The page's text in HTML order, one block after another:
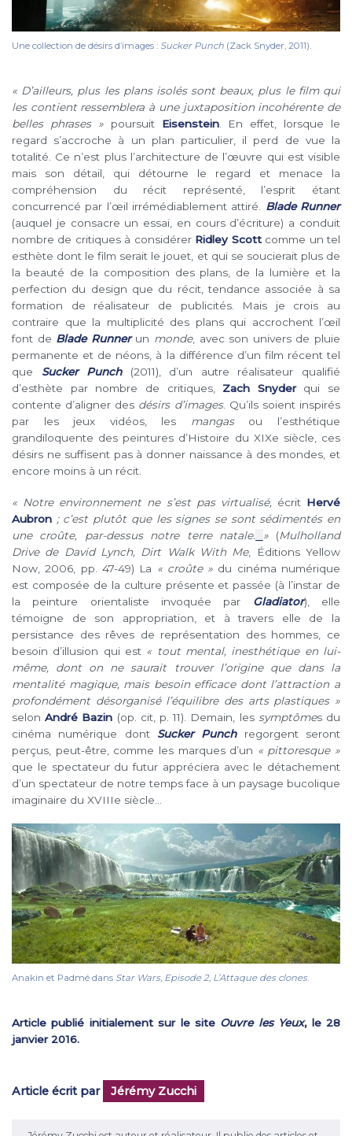
Une collection de désirs d’images : Sucker Punch (Zack Snyder, 2011).
« D’ailleurs, plus les plans isolés sont beaux, plus le film qui
les contient ressemblera à une juxtaposition incohérente de
belles phrases »poursuit Eisenstein.
En effet, lorsque le
regard s’accroche à un plan particulier, il perd de vue la
totalité. Ce n’est plus l’architecture de l’œuvre qui est visible
mais son détail, qui détourne le regard et menace la
compréhension du récit représenté, l’esprit étant
concurrencé par l’œil irrémédiablement attiré. Blade Runner
(auquel je consacre un essai, en cours d’écriture) a conduit
nombre de critiques à considérer Ridley Scottcomme un tel
esthète dont le film serait le jouet, et qui se soucierait plus de
la beauté de la composition des plans, de la lumière et la
perfection du design que du récit, tendance associée à sa
formation de réalisateur de publicités. Mais je crois au
contraire que la multiplicité des plans qui accrochent l’œil
font de Blade Runnerun monde, avec son univers de pluie
permanente et de néons, à la différence d’un film récent tel
que Sucker Punch (2011),
d’un autre réalisateur qualifié
d’esthète par nombre de critiques, Zach Snyderqui se
contente d’aligner des désirs d’images. Qu’ils soient inspirés
par les jeux vidéos, les mangasou l’esthétique
grandiloquente des peintures d’Histoire du XIXe siècle, ces
désirs ne suffisent pas à donner naissance à des mondes, et
encore moins à un récit.
« Notre environnement ne s’est pas virtualisé, écrit Hervé
Aubron ; c’est plutôt que les signes se sont sédimentés en
une croûte, par-dessus notre terre natale.
»(Mulholland
Drive de David Lynch, Dirt Walk With Me, Éditions Yellow
Now,2006, pp. 47-49) La « croûte » du cinéma numérique
est composée de la culture présente et passée (à l’instar de
la peinture orientaliste invoquée par Gladiator), elle
témoigne de son appropriation, et à travers elle de la
persistance des rêves de représentation des hommes, ce
besoin d’illusion qui est « tout mental, inesthétique en lui-
même, dont on ne saurait trouver l’origine que dans la
mentalité magique, mais besoin efficace dont l’attraction a
profondément désorganisé l’équilibre des arts plastiques »
selonAndré Bazin (op. cit, p. 11) Demain, les symptômes du
cinéma numérique dont Sucker Punchregorgent seront
perçus, peut-être, comme les marques d’un « pittoresque »
que le spectateur du futur appréciera avec le détachement
d’un spectateur de notre temps face à un paysage bucolique
imaginaire du XVIIIe siècle…
Anakin et Padmé dans Star Wars, Episode 2, L’Attaque des clones.
Article publié initialement sur le site Ouvre les Yeux, le 28
janvier 2016.
Article écrit par Jérémy Zucchi